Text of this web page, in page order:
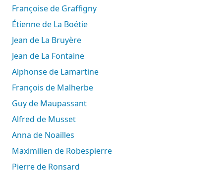
Françoise de Graffigny
Étienne de La Boétie
Jean de La Bruyère
Jean de La Fontaine
Alphonse de Lamartine
François de Malherbe
Guy de Maupassant
Alfred de Musset
Anna de Noailles
Maximilien de Robespierre
Pierre de Ronsard